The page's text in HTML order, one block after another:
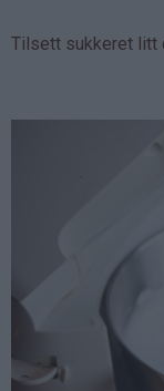
Tilsett sukkeret litt